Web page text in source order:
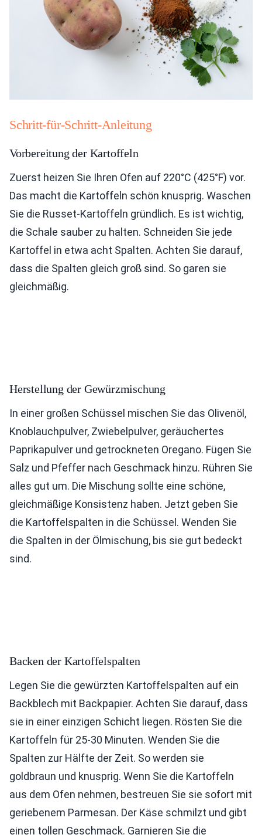
Schritt-für-Schritt-Anleitung
Vorbereitung der Kartoffeln
Zuerst heizen Sie Ihren Ofen auf 220°C (425°F) vor.
Das macht die Kartoffeln schön knusprig. Waschen
Sie die Russet-Kartoffeln gründlich. Es ist wichtig,
die Schale sauber zu halten. Schneiden Sie jede
Kartoffel in etwa acht Spalten. Achten Sie darauf,
dass die Spalten gleich groß sind. So garen sie
gleichmäßig.
Herstellung der Gewürzmischung
In einer großen Schüssel mischen Sie das Olivenöl,
Knoblauchpulver, Zwiebelpulver, geräuchertes
Paprikapulver und getrockneten Oregano. Fügen Sie
Salz und Pfeffer nach Geschmack hinzu. Rühren Sie
alles gut um. Die Mischung sollte eine schöne,
gleichmäßige Konsistenz haben. Jetzt geben Sie
die Kartoffelspalten in die Schüssel. Wenden Sie
die Spalten in der Ölmischung, bis sie gut bedeckt
sind.
Backen der Kartoffelspalten
Legen Sie die gewürzten Kartoffelspalten auf ein
Backblech mit Backpapier. Achten Sie darauf, dass
sie in einer einzigen Schicht liegen. Rösten Sie die
Kartoffeln für 25-30 Minuten. Wenden Sie die
Spalten zur Hälfte der Zeit. So werden sie
goldbraun und knusprig. Wenn Sie die Kartoffeln
aus dem Ofen nehmen, bestreuen Sie sie sofort mit
geriebenem Parmesan. Der Käse schmilzt und gibt
einen tollen Geschmack. Garnieren Sie die